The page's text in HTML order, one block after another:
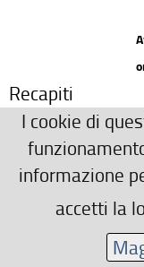
Recapiti
0554572727
Area riservata
I cookie di
informazione
accetti la